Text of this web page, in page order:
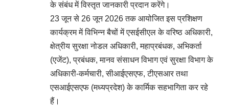
के संबंध में विस्तृत जानकारी प्रदान करेंगे।
23 जून से 26 जून 2026 तक आयोजित इस प्रशिक्षण
कार्यक्रम में विभिन्न बैचों में एसईसीएल के वरिष्ठ अधिकारी,
क्षेत्रीय सुरक्षा नोडल अधिकारी, महाप्रबंधक, अभिकर्ता
(एजेंट), प्रबंधक, मानव संसाधन विभाग एवं सुरक्षा विभाग के
अधिकारी-कर्मचारी, सीआईएसएफ, टीएसआर तथा
एसआईएसएफ (मध्यप्रदेश) के कार्मिक सहभागिता कर रहे
हैं।